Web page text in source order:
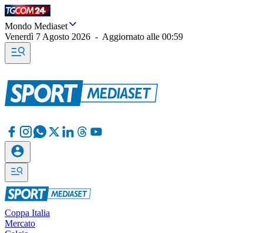
Mondo Mediaset
Venerdì 7 Agosto 2026 - Aggiornato alle 00:59
Coppa Italia
Mercato